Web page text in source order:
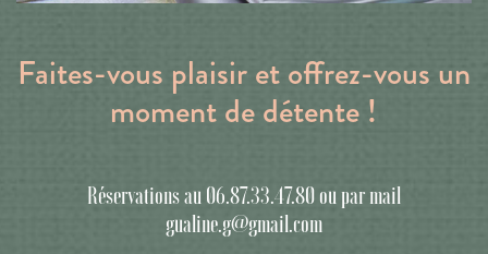
Faites-vous plaisir et offrez-vous un
moment de détente !
Réservations au 06.87.33.47.80 ou par mail
gualine.g@gmail.com